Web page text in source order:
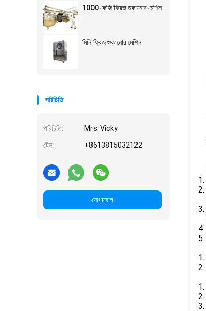
1000 কেজি ফ্রিজ শুকানোর মেশিন
মিনি ফ্রিজ শুকানোর মেশিন
পরিচিতি
পরিচিতি: Mrs. Vicky
টেল: +8613815032122
যোগাযোগ